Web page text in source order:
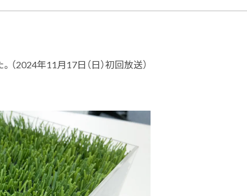
2024年11月17日（日）初回放送）